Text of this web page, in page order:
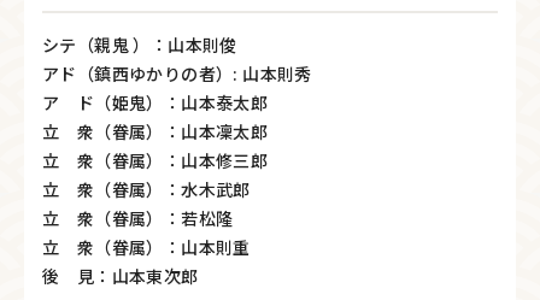
シテ（親鬼 ）：山本則俊
アド（鎮西ゆかりの者）: 山本則秀
ア ド（姫鬼）：山本泰太郎
立 衆（眷属）：山本凜太郎
立 衆（眷属）：山本修三郎
立 衆（眷属）：水木武郎
立 衆（眷属）：若松隆
立 衆（眷属）：山本則重
後 見：山本東次郎